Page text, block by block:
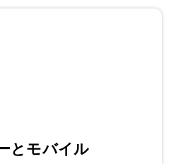
とモバイル